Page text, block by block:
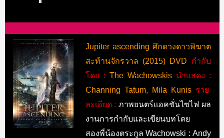
Jupiter ascending ศึกดวงดาวพิฆาต
สะท้านจักรวาล (2015) DVD กำกับ
โดย : The Wachowskis นำแสดง :
Channing Tatum, Mila Kunis ราย
ละเอียด : ภาพยนตร์แอคชั่นไซไฟ ผล
งานการกำกับและเขียนบทโดย
สองพี่น้องตระกูล Wachowski : Andy